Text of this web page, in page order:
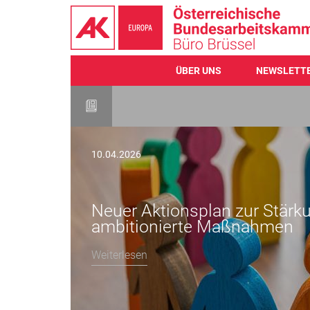
ÜBER UNS
10.04.2026
Neuer Aktionsplan zur
ambitionierte Maßnahmen
Weiterlesen